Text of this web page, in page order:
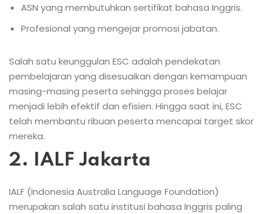
ASN yang membutuhkan sertifikat bahasa Inggris.
Profesional yang mengejar promosi jabatan.
Salah satu keunggulan ESC adalah pendekatan
pembelajaran yang disesuaikan dengan kemampuan
masing-masing peserta sehingga proses belajar
menjadi lebih efektif dan efisien. Hingga saat ini, ESC
telah membantu ribuan peserta mencapai target skor
mereka.
2. IALF Jakarta
IALF (Indonesia Australia Language Foundation)
merupakan salah satu institusi bahasa Inggris paling